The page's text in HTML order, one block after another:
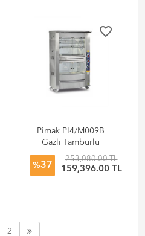
favorite_border
Pimak PI4/M009B
Gazlı Tamburlu
Dinlendirmeli Piliç
Makinesi
%37
253,080.00 TL
159,396.00 TL
2